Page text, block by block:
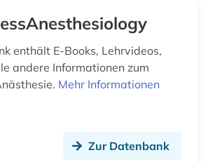
(2)
biographie (2)
enthält E-Books, Lehrvideos,
andere Informationen zum
Mehr Informationen
Zur Datenbank